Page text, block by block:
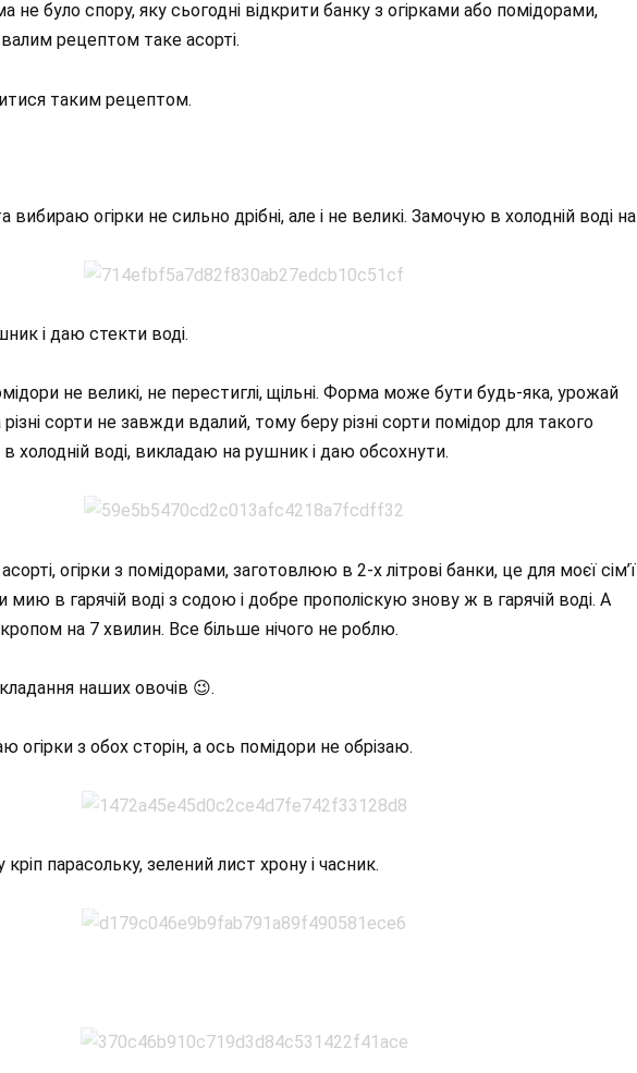
було спору, яку сьогодні відкрити банку з огірками або помідорами,
рецептом таке асорті.
таким рецептом.
вибираю огірки не сильно дрібні, але і не великі. Замочую в холодній воді на
і даю стекти воді.
не великі, не перестиглі, щільні. Форма може бути будь-яка, урожай
різні сорти не завжди вдалий, тому беру різні сорти помідор для такого
воді, викладаю на рушник і даю обсохнути.
огірки з помідорами, заготовлюю в 2-х літрові банки, це для моєї сім’ї
в гарячій воді з содою і добре прополіскую знову ж в гарячій воді. А
на 7 хвилин. Все більше нічого не роблю.
наших овочів 😉.
огірки з обох сторін, а ось помідори не обрізаю.
парасольку, зелений лист хрону і часник.